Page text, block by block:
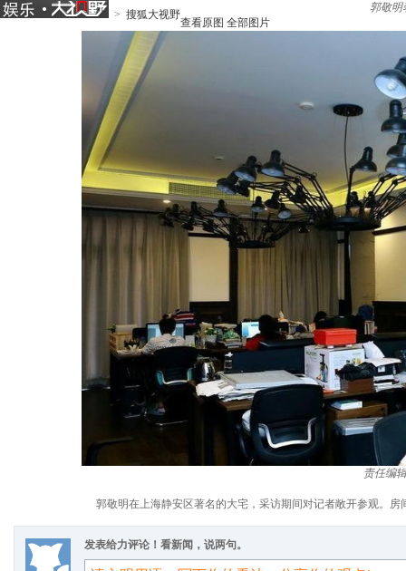
> 搜狐大视野
郭敬明
查看原图 全部图片
责任编
郭敬明在上海静安区著名的大宅，采访期间对记者敞开参观。
发表给力评论！看新闻，说两句。